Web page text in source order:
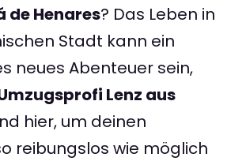
de Henares? Das Leben in
Stadt kann ein
neues Abenteuer sein,
Lenz aus
hier, um deinen
reibungslos wie möglich